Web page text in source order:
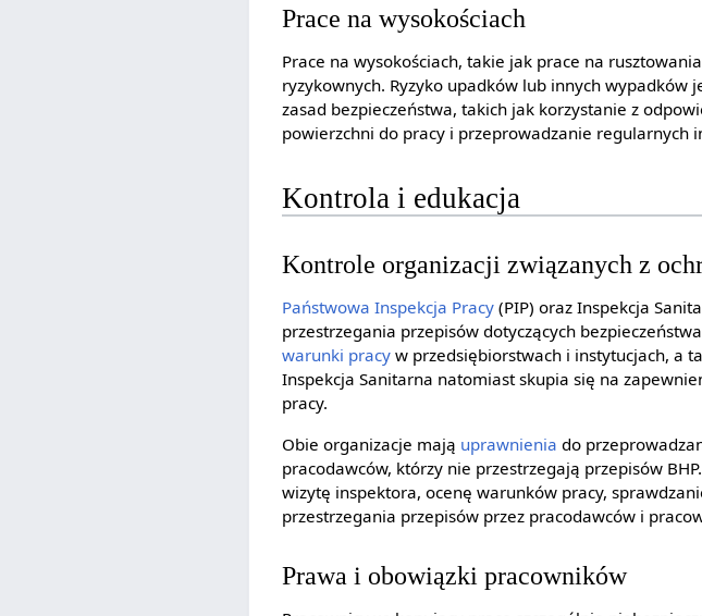
Prace na wysokościach
Prace na wysokościach, takie jak prace na
ryzykownych. Ryzyko upadków lub innych
zasad bezpieczeństwa, takich jak korzystanie z
powierzchni do pracy i przeprowadzanie regularnych
Kontrola i edukacja
Kontrole organizacji związanych z
Państwowa Inspekcja Pracy (PIP) oraz Inspekcja
przestrzegania przepisów dotyczących
warunki pracy w przedsiębiorstwach i instytucjach, a
Inspekcja Sanitarna natomiast skupia się na
pracy.
Obie organizacje mają uprawnienia do
pracodawców, którzy nie przestrzegają przepisów
wizytę inspektora, ocenę warunków pracy,
przestrzegania przepisów przez pracodawców i
Prawa i obowiązki pracowników